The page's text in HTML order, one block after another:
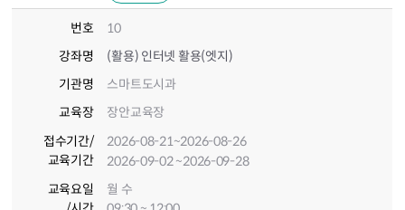
번호
10
강좌명
(활용) 인터넷 활용(엣지)
기관명
스마트도시과
교육장
장안교육장
접수기간/
교육기간
2026-08-21~2026-08-26
2026-09-02~2026-09-28
교육요일
월 수